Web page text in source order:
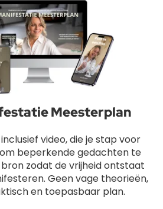
Meesterplan
video, die je stap voor
beperkende gedachten te
zodat de vrijheid ontstaat
Geen vage theorieën,
en toepasbaar plan.